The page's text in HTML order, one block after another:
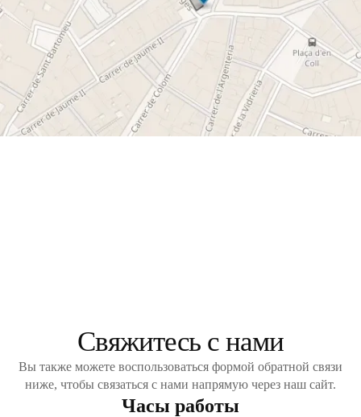
Свяжитесь с нами
Вы также можете воспользоваться формой обратной связи
ниже, чтобы связаться с нами напрямую через наш сайт.
Часы работы